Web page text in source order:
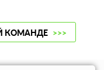
КОМАНДЕ >>>